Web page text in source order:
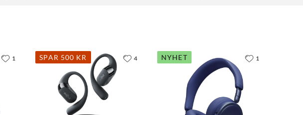
1 SPAR 500 KR 4 NYHET 1